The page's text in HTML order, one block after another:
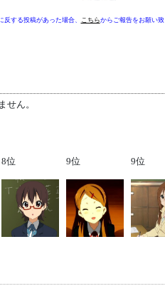
する投稿があった場合、 こちらからご報告をお願い致
せん。
8位 9位 9位